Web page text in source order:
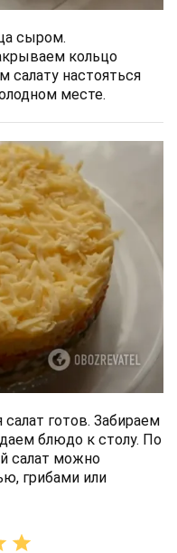
сыром.
кольцо
салату настояться
месте.
готов. Забираем
блюдо к столу. По
салат можно
грибами или